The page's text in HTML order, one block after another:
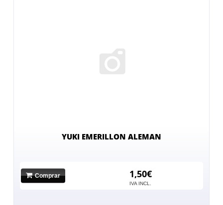
YUKI EMERILLON ALEMAN
Comprar 1,50€
IVA INCL.